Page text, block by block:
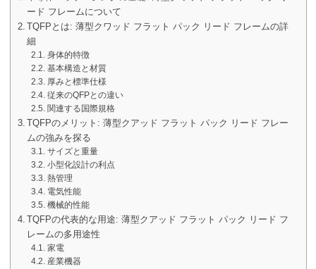
ード フレームについて
TQFPとは: 薄型クワッド フラット パック リード フレームの詳
細
身体的特徴
基本構造と材質
厚みと標準仕様
従来のQFPとの違い
関連する国際規格
TQFPのメリット: 薄型クアッド フラット パック リード フレー
ムの強みを探る
サイズと重量
小型化設計の利点
熱管理
電気性能
機械的性能
TQFPの代表的な用途: 薄型クアッド フラット パック リード フ
レームの多用途性
家電
産業機器